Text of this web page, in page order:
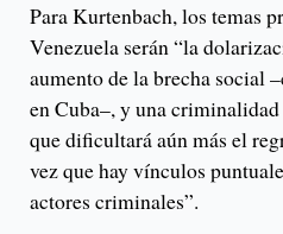
Para Kurtenbach, los temas
Venezuela serán “la
aumento de la brecha social
en Cuba–, y una
que dificultará aún más el
vez que hay vínculos
actores criminales”.